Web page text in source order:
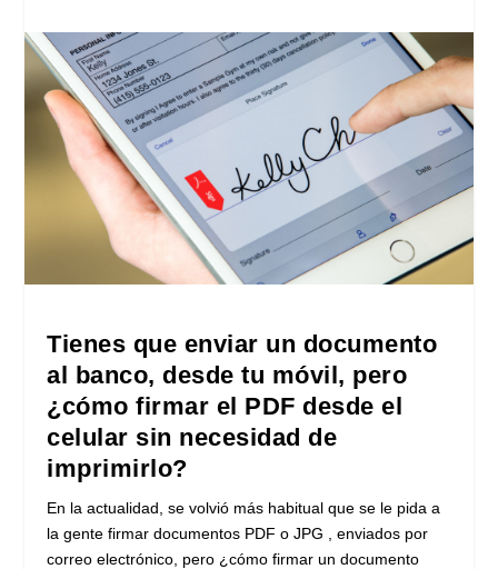
Tienes que enviar un documento
al banco, desde tu móvil, pero
¿cómo firmar el PDF desde el
celular sin necesidad de
imprimirlo?
En la actualidad, se volvió más habitual que se le pida a
la gente firmar documentos PDF o JPG , enviados por
correo electrónico, pero ¿cómo firmar un documento